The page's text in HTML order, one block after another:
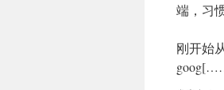
端，习
刚开始